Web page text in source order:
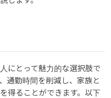
にとって魅力的な選択肢で
通勤時間を削減し、家族と
得ることができます。以下